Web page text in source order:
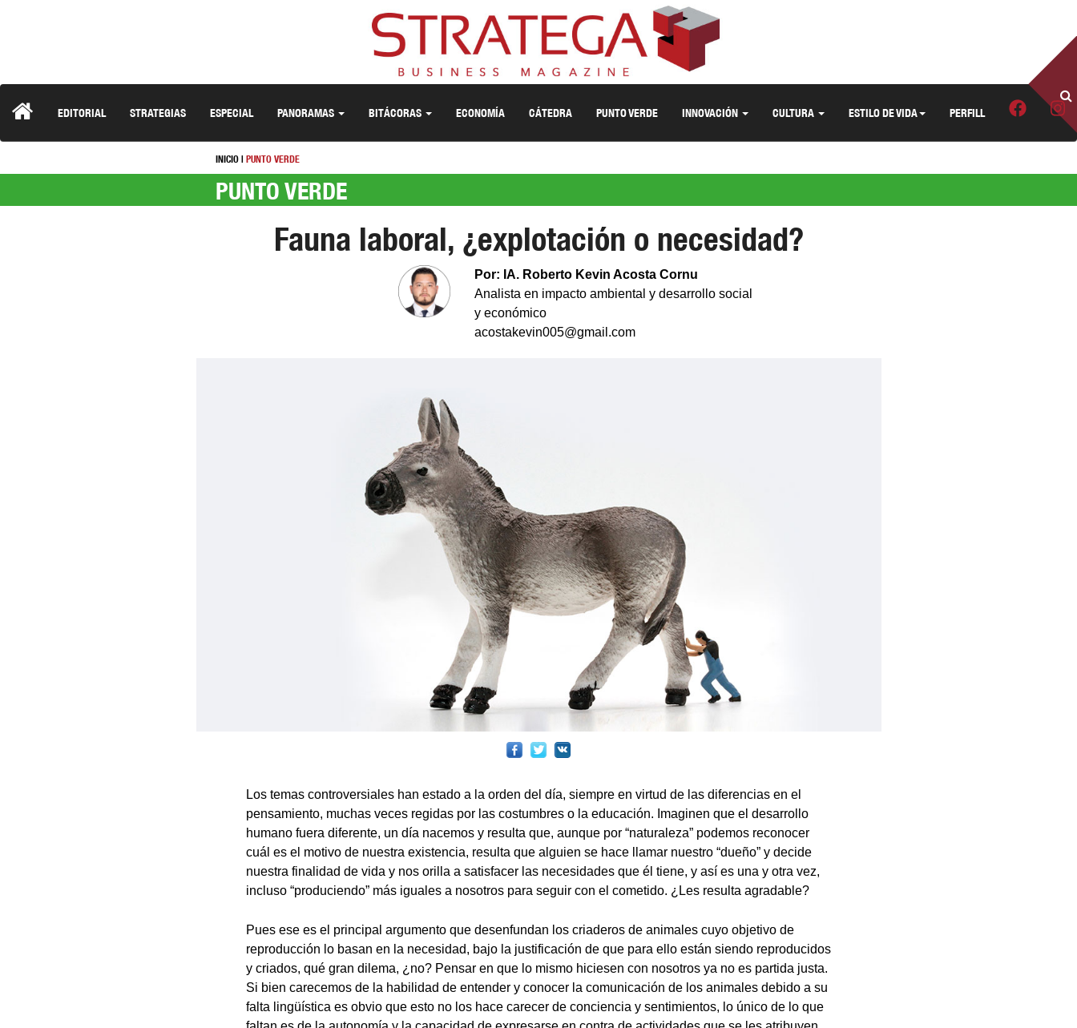
EDITORIAL STRATEGIAS ESPECIAL PANORAMAS BITÁCORAS ECONOMÍA CÁTEDRA PUNTO VERDE INNOVACIÓN CULTURA ESTILO DE VIDA PERFILL
INICIO| PUNTO VERDE
PUNTO VERDE
Fauna laboral, ¿explotación o necesidad?
Por: IA. Roberto Kevin Acosta Cornu
Analista en impacto ambiental y desarrollo social
y económico
acostakevin005@gmail.com
Los temas controversiales han estado a la orden del día, siempre en virtud de las diferencias en el
pensamiento, muchas veces regidas por las costumbres o la educación. Imaginen que el desarrollo
humano fuera diferente, un día nacemos y resulta que, aunque por “naturaleza” podemos reconocer
cuál es el motivo de nuestra existencia, resulta que alguien se hace llamar nuestro “dueño” y decide
nuestra finalidad de vida y nos orilla a satisfacer las necesidades que él tiene, y así es una y otra vez,
incluso “produciendo” más iguales a nosotros para seguir con el cometido. ¿Les resulta agradable?
Pues ese es el principal argumento que desenfundan los criaderos de animales cuyo objetivo de
reproducción lo basan en la necesidad, bajo la justificación de que para ello están siendo reproducidos
y criados, qué gran dilema, ¿no? Pensar en que lo mismo hiciesen con nosotros ya no es partida justa.
Si bien carecemos de la habilidad de entender y conocer la comunicación de los animales debido a su
falta lingüística es obvio que esto no los hace carecer de conciencia y sentimientos, lo único de lo que